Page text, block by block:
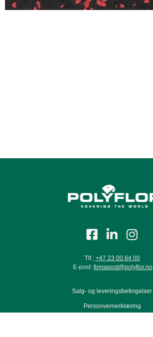
Tlf.: +47 23 00 84 00
E-post: firmapost@polyflor.no
Salg- og leveringsbetingelser
Personvernerklæring